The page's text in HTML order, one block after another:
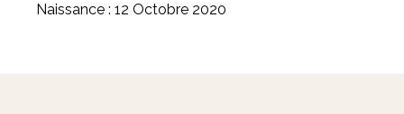
Naissance : 12 Octobre 2020